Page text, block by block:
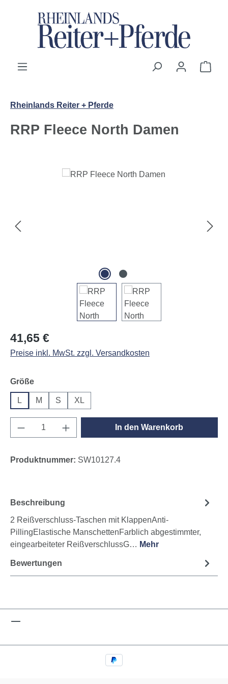
Zum Hauptinhalt springen
Rheinlands Reiter + Pferde
RRP Fleece North Damen
Bildergalerie überspringen
Regulärer Preis:
41,65 €
Preise inkl. MwSt. zzgl. Versandkosten
Größeauswählen
L M S XL
Produkt Anzahl: Gib den gewünschten
In den Warenkorb
Produktnummer: SW10127.4
Beschreibung
2 Reißverschluss-Taschen mit KlappenAnti-
PillingElastische ManschettenFarblich abgestimmter,
eingearbeiteter ReißverschlussG… Mehr
Bewertungen